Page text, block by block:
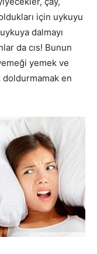
için uykuyu
dalmayı
da cıs! Bunun
yemek ve
en